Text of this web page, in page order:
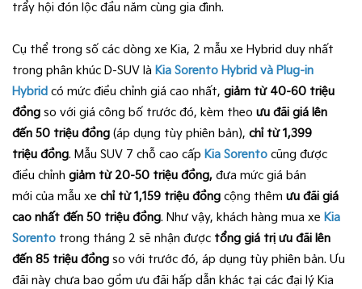
trẩy hội đón lộc đầu năm cùng gia đình.
Cụ thể trong số các dòng xe Kia, 2 mẫu xe Hybrid duy nhất
trong phân khúc D-SUV là Kia Sorento Hybrid và Plug-in
Hybrid có mức điều chỉnh giá cao nhất, giảm từ 40-60 triệu
đồng so với giá công bố trước đó, kèm theo ưu đãi giá lên
đến 50 triệu đồng (áp dụng tùy phiên bản), chỉ từ 1,399
triệu đồng. Mẫu SUV 7 chỗ cao cấp Kia Sorento cũng được
điều chỉnh giảm từ 20-50 triệu đồng, đưa mức giá bán
mới của mẫu xe chỉ từ 1,159 triệu đồng cộng thêm ưu đãi giá
cao nhất đến 50 triệu đồng. Như vậy, khách hàng mua xe Kia
Sorento trong tháng 2 sẽ nhận được tổng giá trị ưu đãi lên
đến 85 triệu đồng so với trước đó, áp dụng tùy phiên bản. Ưu
đãi này chưa bao gồm ưu đãi hấp dẫn khác tại các đại lý Kia